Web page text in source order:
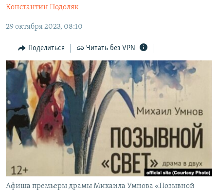
навигации
Вернутся
поиску
КАРТА ВОЕННЫХ ОБЪЕКТОВ КРЫМА
11 ЛЕТ ОККУПАЦИИ КРЫМА. 11 ИСТОРИЙ СОПРОТИВЛЕНИЯ
ИСТОРИЯ
ЕЩЕ
ИНТЕРАКТИВ
ИНФОГРАФИКА
ТЕЛЕПРОЕКТ КРЫМ.РЕАЛИИ
СОВЕТЫ ПРАВОЗАЩИТНИКОВ
ПРОПАВШИЕ БЕЗ ВЕСТИ
ПОБЕДИТЕЛЕЙ НЕ СУДЯТ?
КРЫМ.НЕПОКОРЕННЫЙ
ELIFBE
УКРАИНСКАЯ ПРОБЛЕМА КРЫМА
РАДІО СВОБОДА
КАК ОБОЙТИ БЛОКИРОВКУ
Українською
Qırımtatar
ПРИСОЕДИНЯЙТЕСЬ!
Константин Подоляк
29 октября 2023, 08:10
Поделиться Читать без VPN
Афиша премьеры драмы Михаила Умнова «Позывной